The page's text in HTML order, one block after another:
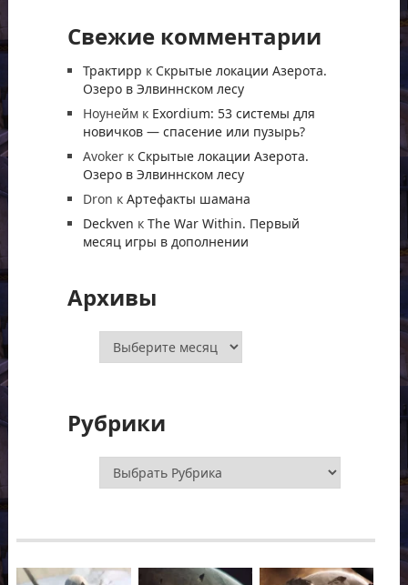
Свежие комментарии
Трактирр к Скрытые локации Азерота.
Озеро в Элвиннском лесу
Ноунеймк Exordium: 53 системы для
новичков — спасение или пузырь?
Avokerк Скрытые локации Азерота.
Озеро в Элвиннском лесу
Dron к Артефакты шамана
Deckven к The War Within. Первый
месяц игры в дополнении
Архивы
Архивы
Рубрики
Рубрики